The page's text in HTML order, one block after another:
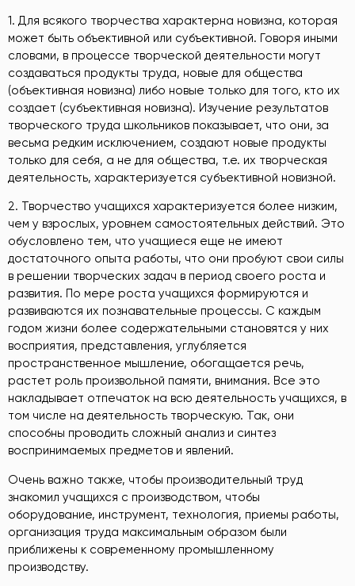
1. Для всякого творчества характерна новизна, которая
может быть объективной или субъективной. Говоря иными
словами, в процессе творческой деятельности могут
создаваться продукты труда, новые для общества
(объективная новизна) либо новые только для того, кто их
создает (субъективная новизна). Изучение результатов
творческого труда школьников показывает, что они, за
весьма редким исключением, создают новые продукты
только для себя, а не для общества, т.е. их творческая
деятельность, характеризуется субъективной новизной.
2. Творчество учащихся характеризуется более низким,
чем у взрослых, уровнем самостоятельных действий. Это
обусловлено тем, что учащиеся еще не имеют
достаточного опыта работы, что они пробуют свои силы
в решении творческих задач в период своего роста и
развития. По мере роста учащихся формируются и
развиваются их познавательные процессы. С каждым
годом жизни более содержательными становятся у них
восприятия, представления, углубляется
пространственное мышление, обогащается речь,
растет роль произвольной памяти, внимания. Все это
накладывает отпечаток на всю деятельность учащихся, в
том числе на деятельность творческую. Так, они
способны проводить сложный анализ и синтез
воспринимаемых предметов и явлений.
Очень важно также, чтобы производительный труд
знакомил учащихся с производством, чтобы
оборудование, инструмент, технология, приемы работы,
организация труда максимальным образом были
приближены к современному промышленному
производству.